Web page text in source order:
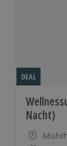
DEAL
Nacht)